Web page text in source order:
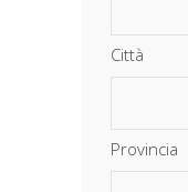
Città
Provincia